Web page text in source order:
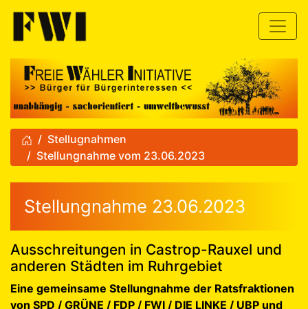
Stellugnahmen
Stellungnahme vom 23.06.2023
Stellungnahme zu den
Stellungnahme 23.06.2023
Ausschreitungen in Castrop-Rauxel und
anderen Städten im Ruhrgebiet
Eine gemeinsame Stellungnahme der Ratsfraktionen
von SPD / GRÜNE / FDP / FWI / DIE LINKE / UBP und